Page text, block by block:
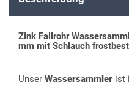
Zink Fallrohr
mm mit Schlauch
Unser Wassersammler ist